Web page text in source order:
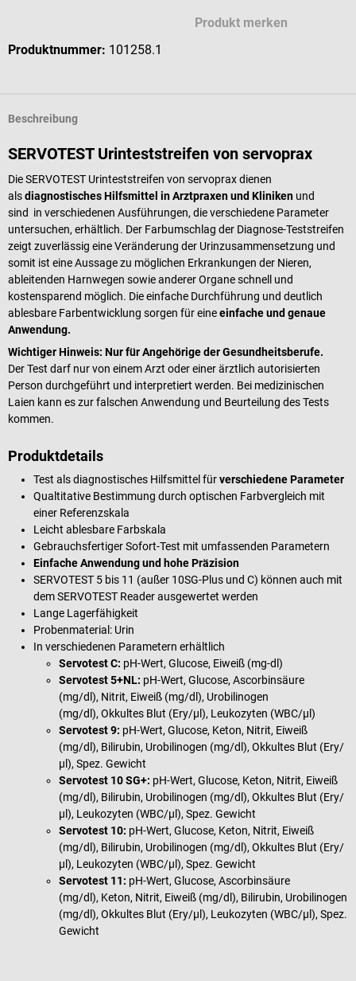
Produkt merken
Produktnummer: 101258.1
Beschreibung
SERVOTEST Urinteststreifen von servoprax
Die SERVOTEST Urinteststreifen von servoprax dienen
alsdiagnostisches Hilfsmittel in Arztpraxen und Kliniken und
sind in verschiedenen Ausführungen, die verschiedene Parameter
untersuchen, erhältlich. Der Farbumschlag der Diagnose-Teststreifen
zeigt zuverlässig eine Veränderung der Urinzusammensetzung und
somit ist eine Aussage zu möglichen Erkrankungen der Nieren,
ableitenden Harnwegen sowie anderer Organe schnell und
kostensparend möglich. Die einfache Durchführung und deutlich
ablesbare Farbentwicklung sorgen für eineeinfache und genaue
Anwendung.
Wichtiger Hinweis: Nur für Angehörige der Gesundheitsberufe.
Der Test darf nur von einem Arzt oder einer ärztlich autorisierten
Person durchgeführt und interpretiert werden. Bei medizinischen
Laien kann es zur falschen Anwendung und Beurteilung des Tests
kommen.
Produktdetails
Test als diagnostisches Hilfsmittel fürverschiedene Parameter
Qualtitative Bestimmung durch optischen Farbvergleich mit
einer Referenzskala
Leicht ablesbare Farbskala
Gebrauchsfertiger Sofort-Test mit umfassenden Parametern
Einfache Anwendung und hohe Präzision
SERVOTEST 5 bis 11 (außer 10SG-Plus und C) können auch mit
dem SERVOTEST Reader ausgewertet werden
Lange Lagerfähigkeit
Probenmaterial: Urin
In verschiedenen Parametern erhältlich
Servotest C: pH-Wert, Glucose, Eiweiß (mg-dl)
Servotest 5+NL: pH-Wert, Glucose, Ascorbinsäure
(mg/dl), Nitrit, Eiweiß (mg/dl), Urobilinogen
(mg/dl), Okkultes Blut (Ery/µl), Leukozyten (WBC/µl)
Servotest 9: pH-Wert, Glucose, Keton, Nitrit, Eiweiß
(mg/dl), Bilirubin, Urobilinogen (mg/dl), Okkultes Blut (Ery/
µl), Spez. Gewicht
Servotest 10 SG+: pH-Wert, Glucose, Keton, Nitrit, Eiweiß
(mg/dl), Bilirubin, Urobilinogen (mg/dl), Okkultes Blut (Ery/
µl), Leukozyten (WBC/µl), Spez. Gewicht
Servotest 10: pH-Wert, Glucose, Keton, Nitrit, Eiweiß
(mg/dl), Bilirubin, Urobilinogen (mg/dl), Okkultes Blut (Ery/
µl), Leukozyten (WBC/µl), Spez. Gewicht
Servotest 11: pH-Wert, Glucose, Ascorbinsäure
(mg/dl), Keton, Nitrit, Eiweiß (mg/dl), Bilirubin, Urobilinogen
(mg/dl), Okkultes Blut (Ery/µl), Leukozyten (WBC/µl), Spez.
Gewicht